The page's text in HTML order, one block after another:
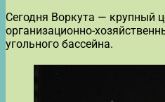
Сегодня Воркута — крупный
организационно-
угольного бассейна.